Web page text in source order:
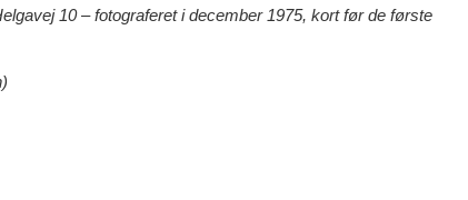
10 – fotograferet i december 1975, kort før de første